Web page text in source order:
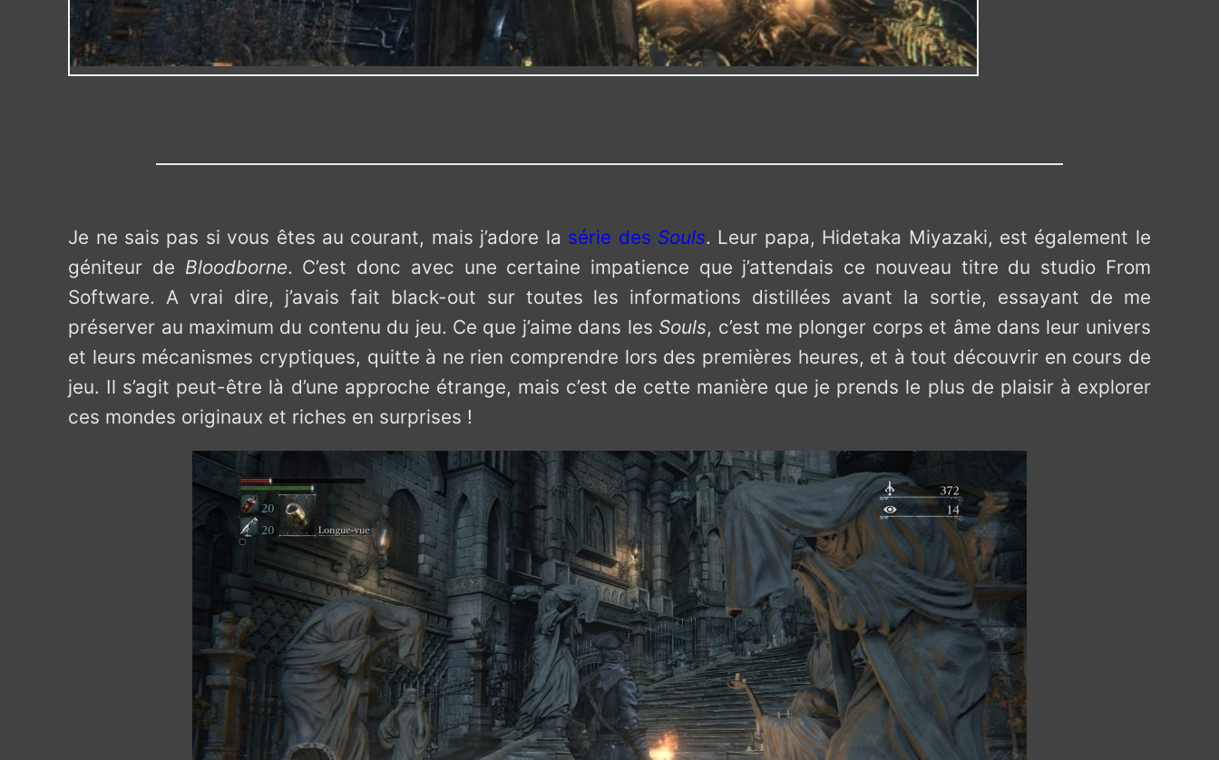
Je ne sais pas si vous êtes au courant, mais j’adore la série des Souls. Leur papa, Hidetaka Miyazaki, est également le
géniteur de Bloodborne. C’est donc avec une certaine impatience que j’attendais ce nouveau titre du studio From
Software. A vrai dire, j’avais fait black-out sur toutes les informations distillées avant la sortie, essayant de me
préserver au maximum du contenu du jeu. Ce que j’aime dans les Souls, c’est me plonger corps et âme dans leur univers
et leurs mécanismes cryptiques, quitte à ne rien comprendre lors des premières heures, et à tout découvrir en cours de
jeu. Il s’agit peut-être là d’une approche étrange, mais c’est de cette manière que je prends le plus de plaisir à explorer
ces mondes originaux et riches en surprises !